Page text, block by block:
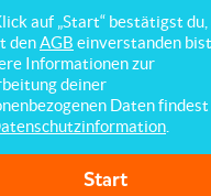
Zahlen eintragen
große Zahlen in die
einzutragen.
auf „Start“ bestätigst du,
denAGB einverstanden bist.
Informationen zur
deiner
Daten findest
Start